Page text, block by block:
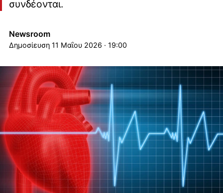
συνδέονται.
Newsroom
11 Μαΐου 2026 · 19:00